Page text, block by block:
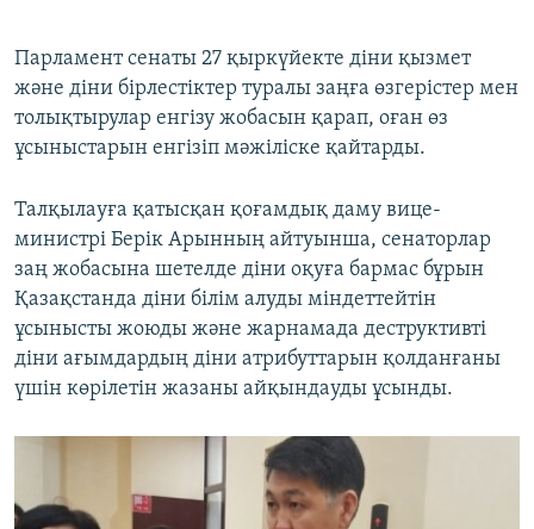
Парламент сенаты 27 қыркүйекте діни қызмет
және діни бірлестіктер туралы заңға өзгерістер мен
толықтырулар енгізу жобасын қарап, оған өз
ұсыныстарын енгізіп мәжіліске қайтарды.
Талқылауға қатысқан қоғамдық даму вице-
министрі Берік Арынның айтуынша, сенаторлар
заң жобасына шетелде діни оқуға бармас бұрын
Қазақстанда діни білім алуды міндеттейтін
ұсынысты жоюды және жарнамада деструктивті
діни ағымдардың діни атрибуттарын қолданғаны
үшін көрілетін жазаны айқындауды ұсынды.